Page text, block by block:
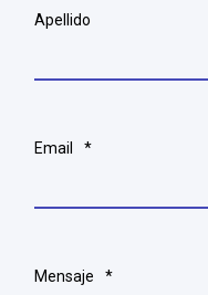
Apellido
Email *
Mensaje *